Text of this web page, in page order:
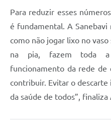
Para reduzir esses
é fundamental. A Sanebavi
como não jogar lixo no
na pia, fazem toda
funcionamento da rede de
contribuir. Evitar o descarte
da saúde de todos”, finaliza